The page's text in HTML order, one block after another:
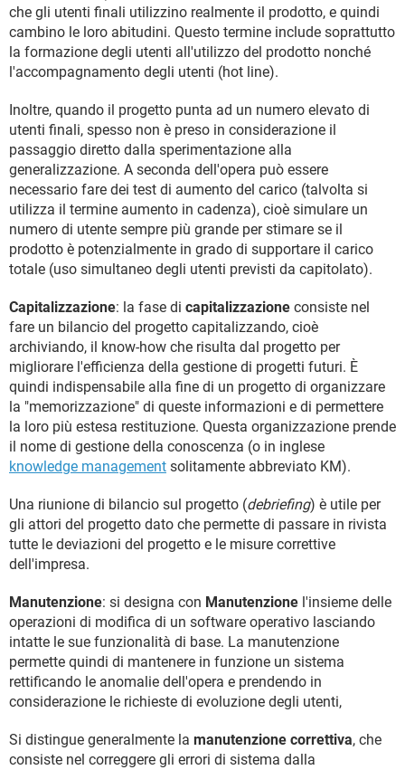
che gli utenti finali utilizzino realmente il prodotto, e quindi
cambino le loro abitudini. Questo termine include soprattutto
la formazione degli utenti all'utilizzo del prodotto nonché
l'accompagnamento degli utenti (hot line).
Inoltre, quando il progetto punta ad un numero elevato di
utenti finali, spesso non è preso in considerazione il
passaggio diretto dalla sperimentazione alla
generalizzazione. A seconda dell'opera può essere
necessario fare dei test di aumento del carico (talvolta si
utilizza il termine aumento in cadenza), cioè simulare un
numero di utente sempre più grande per stimare se il
prodotto è potenzialmente in grado di supportare il carico
totale (uso simultaneo degli utenti previsti da capitolato).
Capitalizzazione: la fase di capitalizzazione consiste nel
fare un bilancio del progetto capitalizzando, cioè
archiviando, il know-how che risulta dal progetto per
migliorare l'efficienza della gestione di progetti futuri. È
quindi indispensabile alla fine di un progetto di organizzare
la "memorizzazione" di queste informazioni e di permettere
la loro più estesa restituzione. Questa organizzazione prende
il nome di gestione della conoscenza (o in inglese
knowledge management solitamente abbreviato KM).
Una riunione di bilancio sul progetto (debriefing) è utile per
gli attori del progetto dato che permette di passare in rivista
tutte le deviazioni del progetto e le misure correttive
dell'impresa.
Manutenzione: si designa con Manutenzione l'insieme delle
operazioni di modifica di un software operativo lasciando
intatte le sue funzionalità di base. La manutenzione
permette quindi di mantenere in funzione un sistema
rettificando le anomalie dell'opera e prendendo in
considerazione le richieste di evoluzione degli utenti,
Si distingue generalmente la manutenzione correttiva, che
consiste nel correggere gli errori di sistema dalla